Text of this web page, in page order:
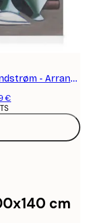
Vilhelm Lundstrøm - Arrangement avec Arrosoir, Serviette et Bocaux Toile
€
cm